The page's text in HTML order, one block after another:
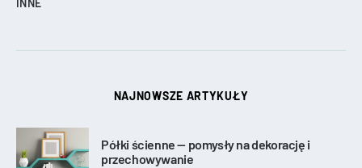
NAJNOWSZE ARTYKUŁY
Półki ścienne — pomysły na dekorację i
przechowywanie